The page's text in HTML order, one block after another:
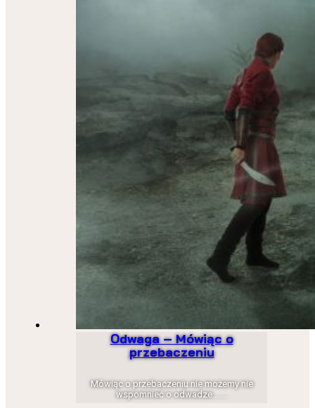
Odwaga – Mówiąc o
przebaczeniu
Mówiąc o przebaczeniu nie możemy nie
wspomnieć o odwadze.…...